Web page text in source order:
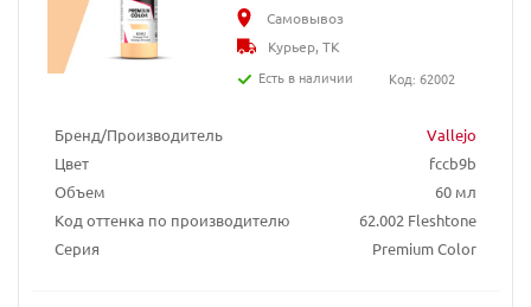
Бренд/Производитель
Vallejo
Цвет
fccb9b
Объем
60 мл
Код оттенка по производителю
62.002 Fleshtone
Серия
Premium Color
Самовывоз
Курьер, ТК
Есть в наличии
Код: 62002